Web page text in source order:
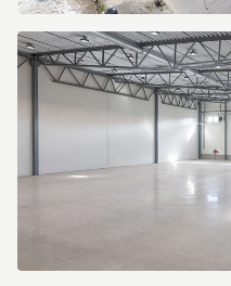
Dammliden
7